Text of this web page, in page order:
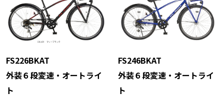
FS226BKAT
外装６段変速・オートライ
ト
FS246BKAT
外装６段変速・オートライ
ト